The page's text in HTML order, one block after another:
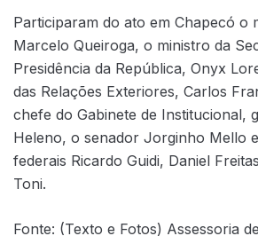
Participaram do ato em Chapecó o
Marcelo Queiroga, o ministro da
Presidência da República, Onyx
das Relações Exteriores, Carlos
chefe do Gabinete de Institucional,
Heleno, o senador Jorginho Mello
federais Ricardo Guidi, Daniel
Toni.
Fonte: (Texto e Fotos) Assessoria